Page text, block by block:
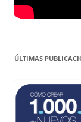
ÚLTIMAS